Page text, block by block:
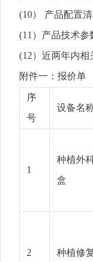
(10） 产品配置
(11）产品技术参
(12）近两年内相
附件一：报价单
序
号
设备名
1
种植外
盒
2 种植修